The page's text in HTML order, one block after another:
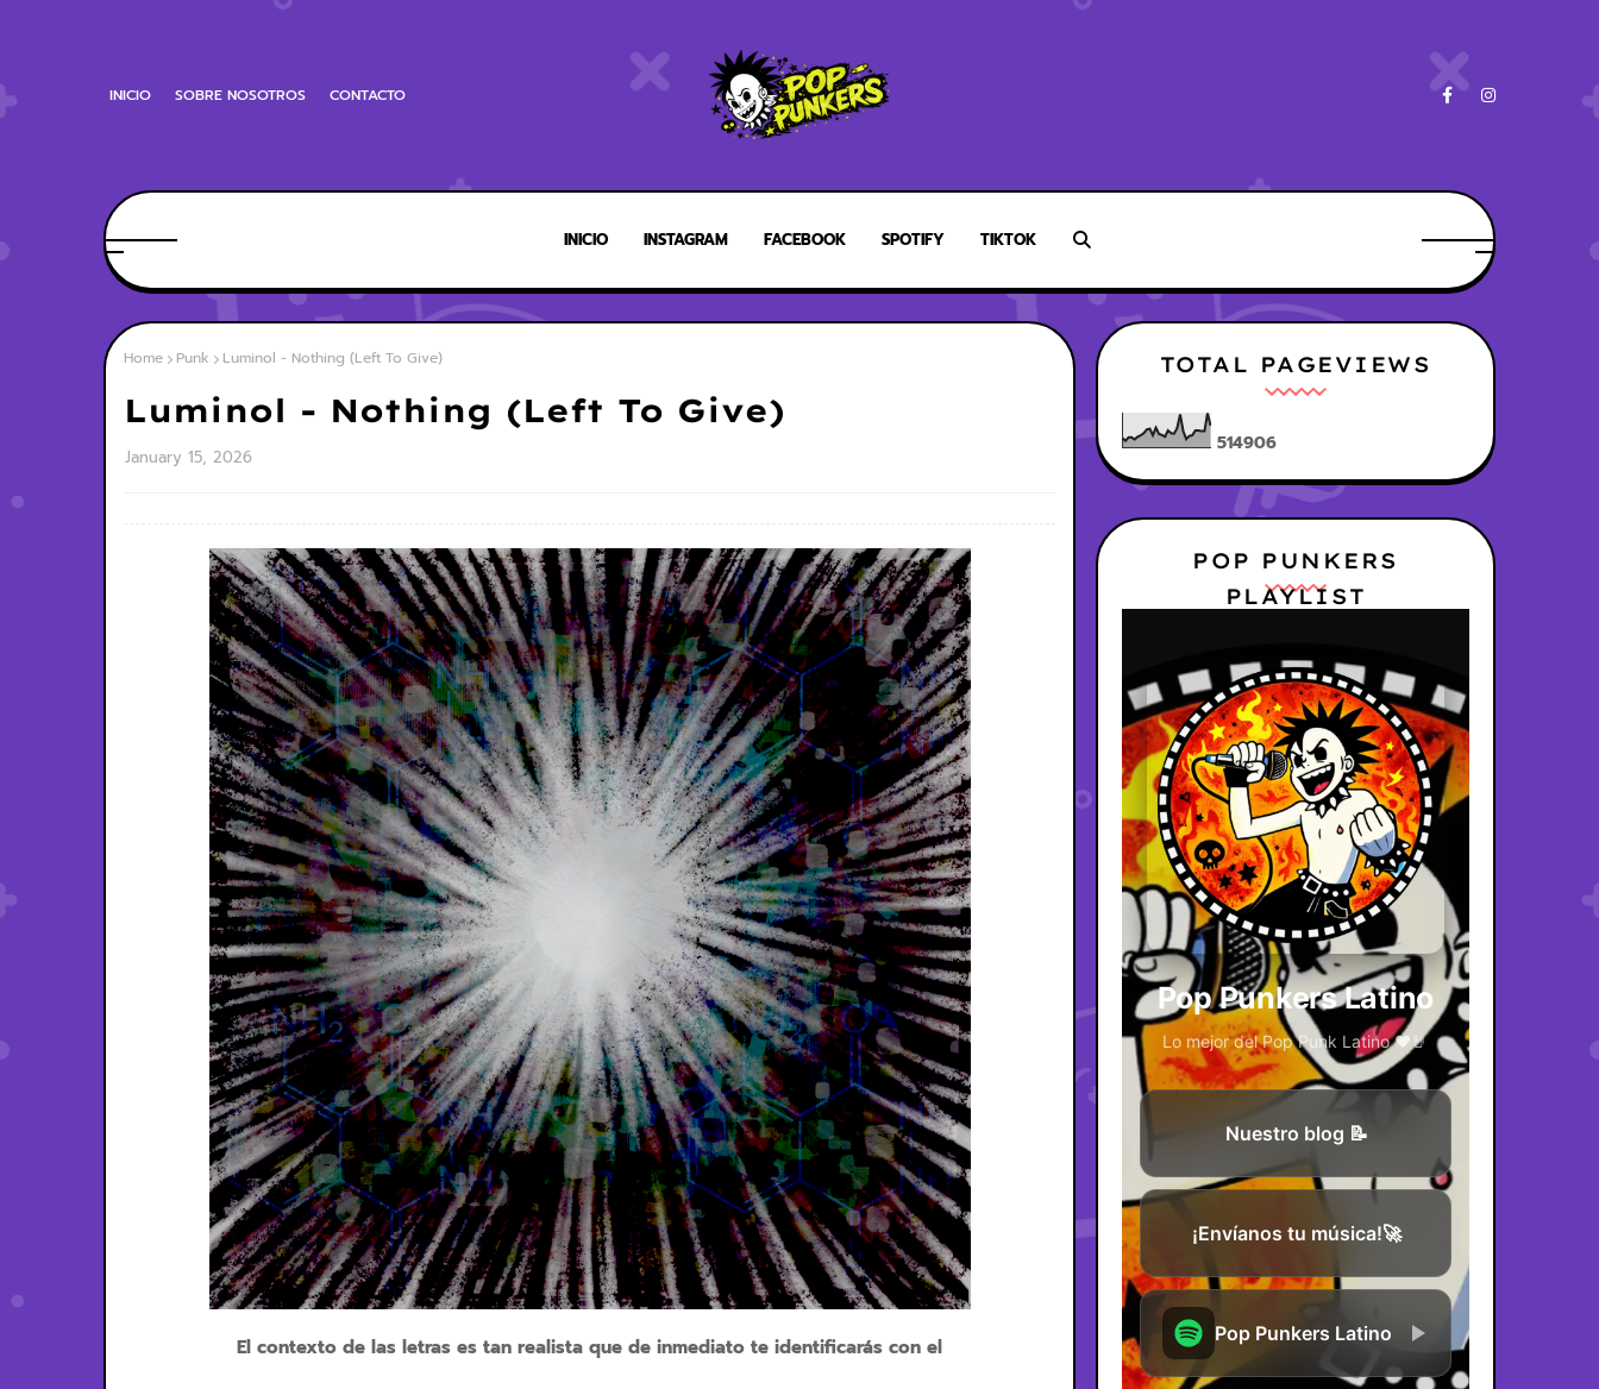
INICIO SOBRE NOSOTROS CONTACTO
INICIO INSTAGRAM FACEBOOK SPOTIFY TIKTOK
Home Punk Luminol - Nothing (Left To Give)
Luminol - Nothing (Left To Give)
January 15, 2026
El contexto de las letras es tan realista que de inmediato te identificarás con el
TOTAL PAGEVIEWS
514906
POP PUNKERS
PLAYLIST